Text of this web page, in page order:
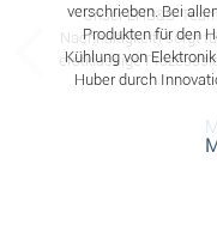
verschrieben. Bei
Produkten für den
Kühlung von
Huber durch
Unser EHS&S-
Nachhaltigkeit) sorgt
erstklassige